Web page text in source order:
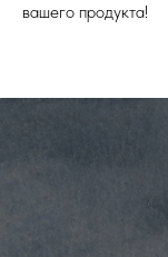
вашего продукта!